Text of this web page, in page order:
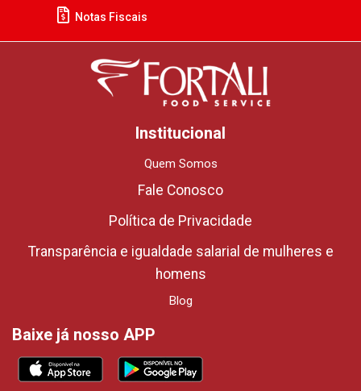
Notas Fiscais
Institucional
Quem Somos
Fale Conosco
Política de Privacidade
Transparência e igualdade salarial de mulheres e
homens
Blog
Baixe já nosso APP